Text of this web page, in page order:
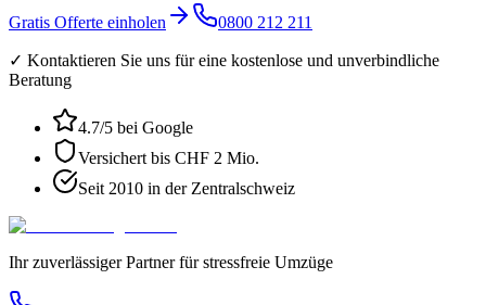
Gratis Offerte einholen 0800 212 211
✓ Kontaktieren Sie uns für eine kostenlose und unverbindliche
Beratung
4.7/5 bei Google
Versichert bis CHF 2 Mio.
Seit 2010 in der Zentralschweiz
Ihr zuverlässiger Partner für stressfreie Umzüge